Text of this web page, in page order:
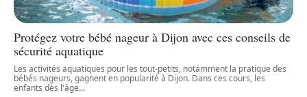
Protégez votre bébé nageur à Dijon avec ces conseils de
sécurité aquatique
Les activités aquatiques pour les tout-petits, notamment la pratique des
bébés nageurs, gagnent en popularité à Dijon. Dans ces cours, les
enfants dès l'âge…